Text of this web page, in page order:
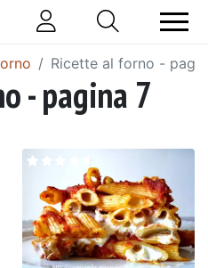
Ricette al forno -
- pagina 7